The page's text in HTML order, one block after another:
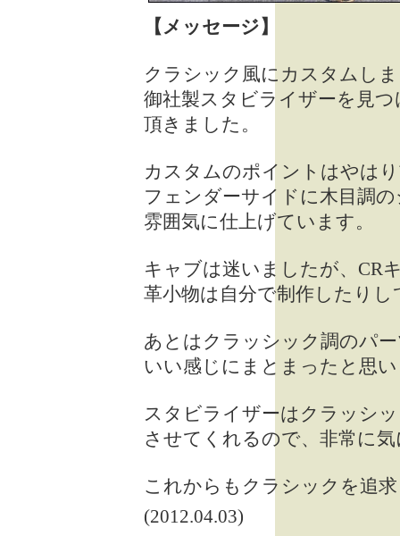
【メッセージ】
クラシック風にカスタムし
御社製スタビライザーを見
頂きました。
カスタムのポイントはやは
フェンダーサイドに木目調
雰囲気に仕上げています。
キャブは迷いましたが、CR
革小物は自分で制作したりし
あとはクラッシック調のパ
いい感じにまとまったと思
スタビライザーはクラッシ
させてくれるので、非常に
これからもクラシックを追
(2012.04.03)